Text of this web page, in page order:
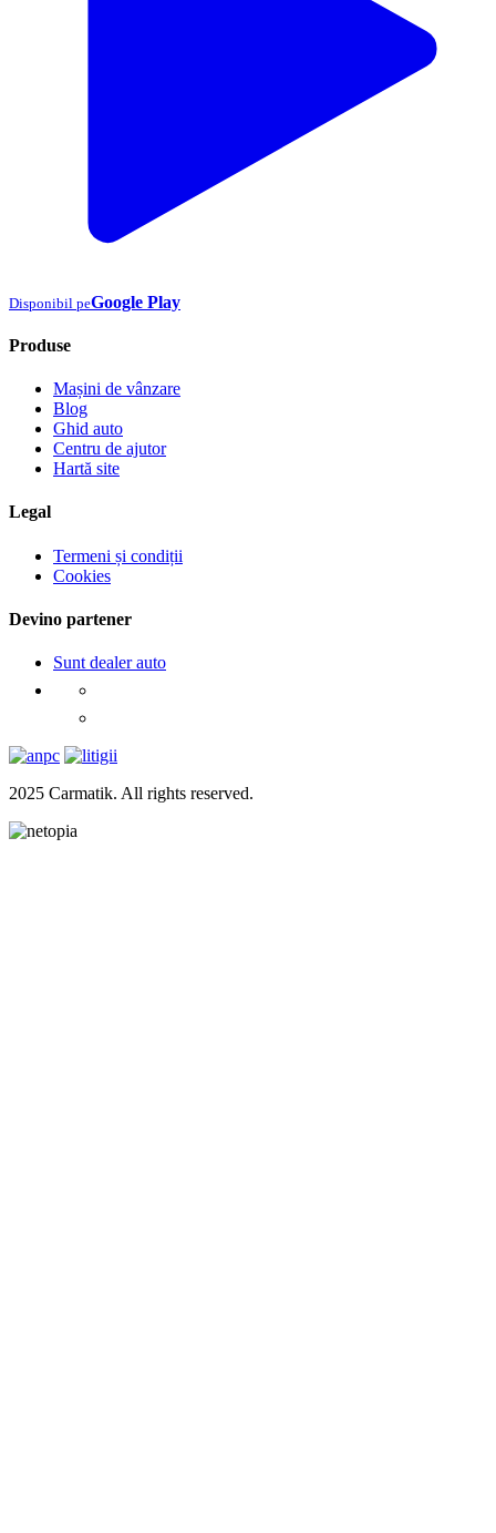
Disponibil peGoogle Play
Produse
Mașini de vânzare
Blog
Ghid auto
Centru de ajutor
Hartă site
Legal
Termeni și condiții
Cookies
Devino partener
Sunt dealer auto
2025 Carmatik. All rights reserved.